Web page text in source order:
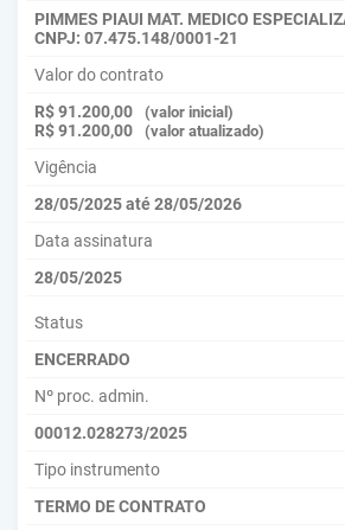
PIMMES PIAUI MAT. MEDICO
CNPJ: 07.475.148/0001-21
Valor do contrato
R$ 91.200,00
(valor inicial)
R$ 91.200,00 (valor atualizado)
Vigência
28/05/2025 até 28/05/2026
Data assinatura
28/05/2025
Status
ENCERRADO
Nº proc. admin.
00012.028273/2025
Tipo instrumento
TERMO DE CONTRATO